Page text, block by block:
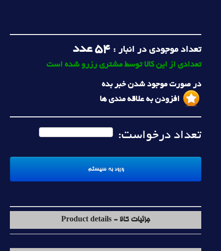
تعداد موجودی در انبار :54 عدد
تعدادی از این کالا توسط مشتری رزرو شده است
در صورت موجود شدن خبر بده
افزودن به علاقه مندی ها
تعداد درخواست:
جزئیات کالا - Product details